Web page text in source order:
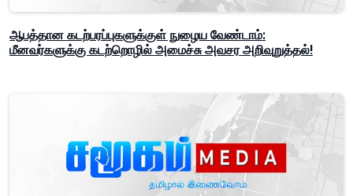
ஆபத்தான கடற்பரப்புகளுக்குள் நுழைய வேண்டாம்:
மீனவர்களுக்கு கடற்றொழில் அமைச்சு அவசர அறிவுறுத்தல்!